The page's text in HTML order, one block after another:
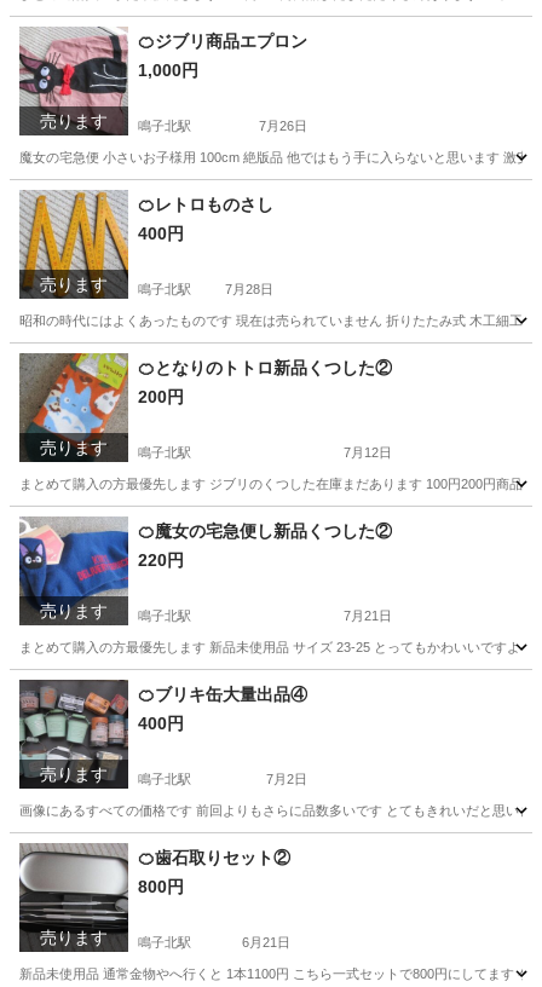
愛知 名古屋市 鳴子北駅 靴/バッグ
売ります
🍊ジブリ商品エプロン
1,000円
鳴子北駅 7月26日
魔女の宅急便 小さいお子様用 100cm 絶版品 他ではもう手に入らないと思います 激
愛知 名古屋市 鳴子北駅 子供用品
売ります
🍊レトロものさし
400円
鳴子北駅 7月28日
昭和の時代にはよくあったものです 現在は売られていません 折りたたみ式 木工細工
愛知 名古屋市 鳴子北駅 家具 木製
売ります
🍊となりのトトロ新品くつした②
200円
鳴子北駅 7月12日
まとめて購入の方最優先します ジブリのくつした在庫まだあります 100円200円商品
愛知 名古屋市 鳴子北駅 服/ファッション となりのトトロ
売ります
🍊魔女の宅急便し新品くつした②
220円
鳴子北駅 7月21日
まとめて購入の方最優先します 新品未使用品 サイズ 23-25 とってもかわいいですよ
愛知 名古屋市 鳴子北駅 服/ファッション
売ります
🍊ブリキ缶大量出品④
400円
鳴子北駅 7月2日
画像にあるすべての価格です 前回よりもさらに品数多いです とてもきれいだと思い
愛知 名古屋市 鳴子北駅 家具
売ります
🍊歯石取りセット②
800円
鳴子北駅 6月21日
新品未使用品 通常金物やへ行くと 1本1100円 こちら一式セットで800円にしてます